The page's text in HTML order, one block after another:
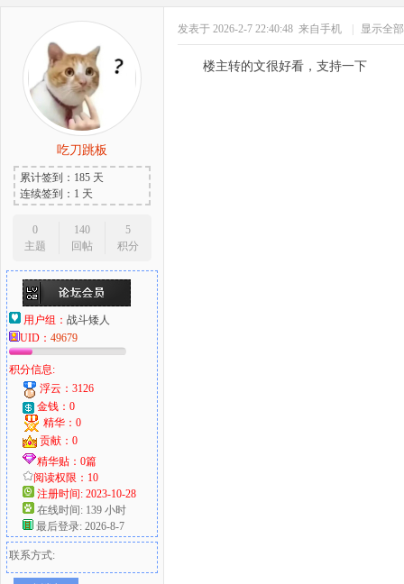
吃刀跳板
累计签到：185 天
连续签到：1 天
0
主题
140
回帖
5
积分
用户组： 战斗矮人
UID： 49679
积分信息:
浮云：3126
金钱：0
精华：0
贡献：0
精华贴：0篇
阅读权限：10
注册时间: 2023-10-28
在线时间: 139 小时
最后登录: 2026-8-7
联系方式:
发表于 2026-2-7 22:40:48 来自手机 显示全
楼主转的文很好看，支持一下